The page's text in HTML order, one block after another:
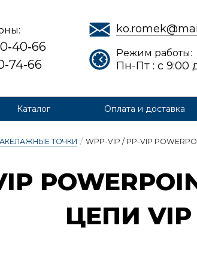
Каталог Оплата и доставка
74-66
Режим работы:
Пн-Пт : с 9:00
ТОЧКИ / WPP-VIP / PP-VIP
ЦЕ­ПИ VIP